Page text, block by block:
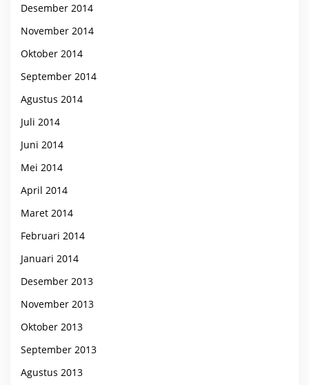
Desember 2014
November 2014
Oktober 2014
September 2014
Agustus 2014
Juli 2014
Juni 2014
Mei 2014
April 2014
Maret 2014
Februari 2014
Januari 2014
Desember 2013
November 2013
Oktober 2013
September 2013
Agustus 2013